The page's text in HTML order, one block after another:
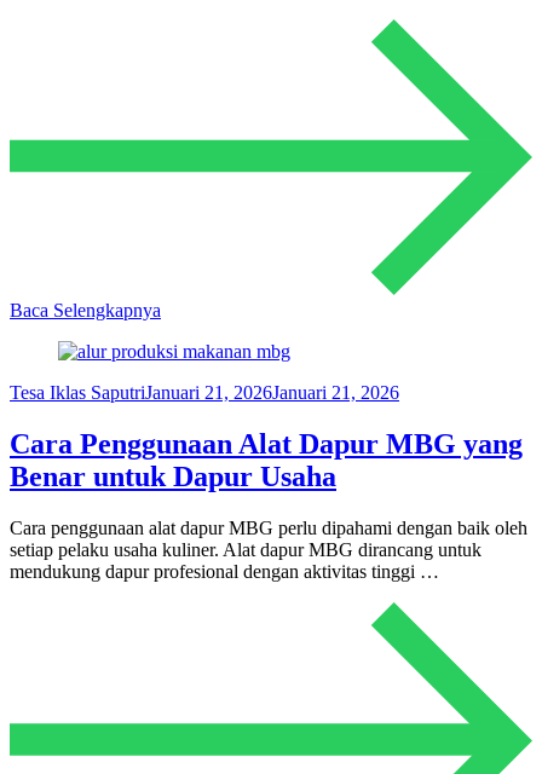
Baca Selengkapnya
Tesa Iklas SaputriJanuari 21, 2026Januari 21, 2026
Cara Penggunaan Alat Dapur MBG yang
Benar untuk Dapur Usaha
Cara penggunaan alat dapur MBG perlu dipahami dengan baik oleh
setiap pelaku usaha kuliner. Alat dapur MBG dirancang untuk
mendukung dapur profesional dengan aktivitas tinggi …